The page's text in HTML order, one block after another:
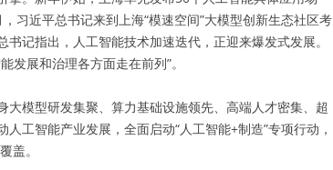
习近平总书记来到上海“模速空间”大模型创新生态社区考
记指出，人工智能技术加速迭代，正迎来爆发式发展。
发展和治理各方面走在前列”。
模型研发集聚、算力基础设施领先、高端人才密集、超
工智能产业发展，全面启动“人工智能+制造”专项行动，
盖。